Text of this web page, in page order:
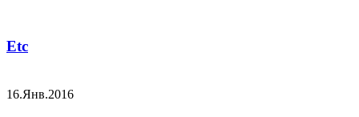
Etc
16.Янв.2016